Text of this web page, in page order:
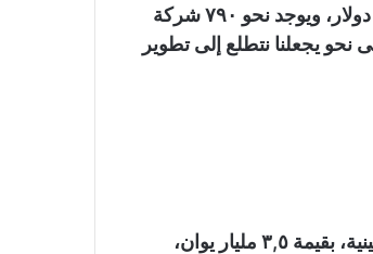
من كبرى الدول فى الاستثمار الأجنبى بمصر عام ٢٠٢٢ بـ ١٠٣,٥ مليون دولار، ويوجد نحو ٧٩٠ شركة
عدة قطاعات؛ على نحو يجعلنا نتطلع إلى تطوير
وأوضح الوزير، أنه تم إصدار سندات «باندا» مستدامة بسوق المال الصينية، بقيمة ٣,٥ مليار يوان،